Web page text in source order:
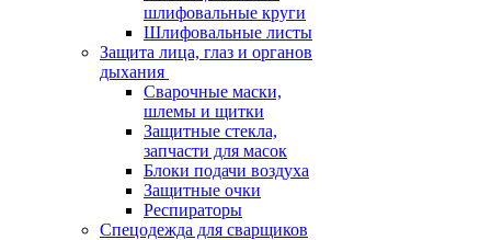
шлифовальные круги
Шлифовальные листы
Защита лица, глаз и органов
дыхания
Сварочные маски,
шлемы и щитки
Защитные стекла,
запчасти для масок
Блоки подачи воздуха
Защитные очки
Респираторы
Спецодежда для сварщиков